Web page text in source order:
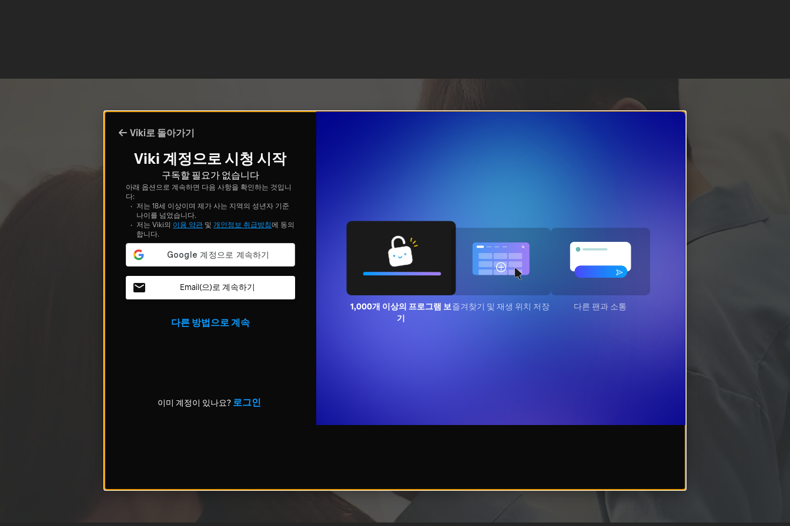
Viki로 돌아가기
Viki 계정으로 시청 시작
구독할 필요가 없습니다
아래 옵션으로 계속하면 다음 사항을 확인하는 것입니
다:
저는 18세 이상이며 제가 사는 지역의 성년자 기준
나이를 넘었습니다.
저는 Viki의 이용 약관 및 개인정보 취급방침에 동의
합니다.
Email(으)로 계속하기
다른 방법으로 계속
이미 계정이 있나요? 로그인
1,000개 이상의 프로그램
보기
즐겨찾기 및 재생 위치 저장 다른 팬과 소통